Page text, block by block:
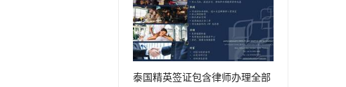
泰国精英签证包含律师办理全部